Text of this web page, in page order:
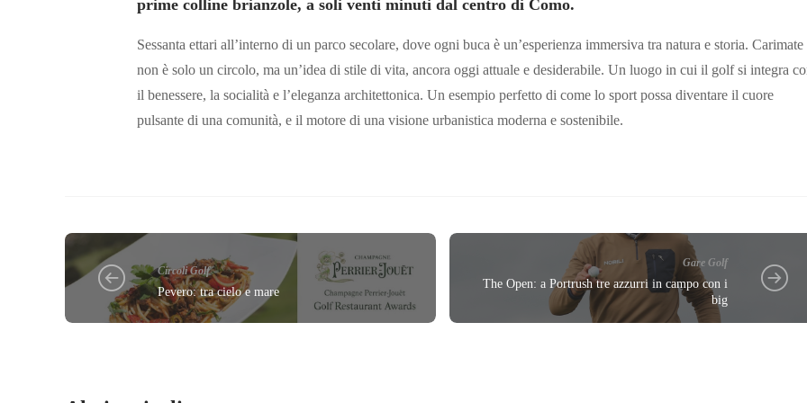
prime colline brianzole, a soli venti minuti dal centro di Como.
Sessanta ettari all’interno di un parco secolare, dove ogni buca è un’esperienza immersiva tra natura e storia. Carimate
non è solo un circolo, ma un’idea di stile di vita, ancora oggi attuale e desiderabile. Un luogo in cui il golf si integra
il benessere, la socialità e l’eleganza architettonica. Un esempio perfetto di come lo sport possa diventare il cuore
pulsante di una comunità, e il motore di una visione urbanistica moderna e sostenibile.
Circoli Golf
Pevero: tra cielo e mare
Gare Golf
The Open: a Portrush tre azzurri in campo con i
big